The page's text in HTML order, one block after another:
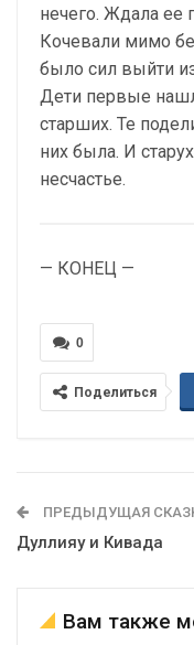
нечего. Ждала ее
Кочевали мимо
было сил выйти
Дети первые
старших. Те
них была. И
несчастье.
— КОНЕЦ —
0
Поделиться
ПРЕДЫДУЩАЯ
Дуллияу и Кивада
Вам также